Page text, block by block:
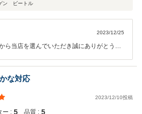
ゲン ビートル
2023/12/25
ら当店を選んでいただき誠にありがとうご
フターフォローまで精いっぱい行いますの
致します！
な対応
2023/12/10投稿
ー : 5 品質 : 5